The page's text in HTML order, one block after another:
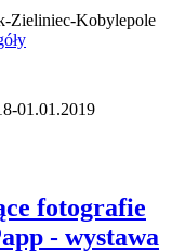
Zieliniec-Kobylepole
01.01.2019
fotografie
- wystawa